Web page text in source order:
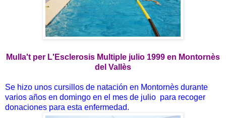
Mulla't per L'Esclerosis Multiple julio 1999 en Montornès
del Vallès
Se hizo unos cursillos de natación en Montornès durante
varios años en domingo en el mes de julio para recoger
donaciones para esta enfermedad.